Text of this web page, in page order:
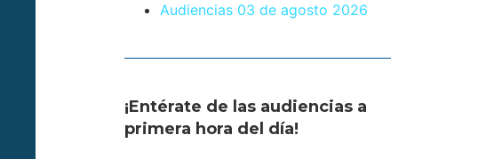
Audiencias 03 de agosto 2026
¡Entérate de las audiencias a
primera hora del día!